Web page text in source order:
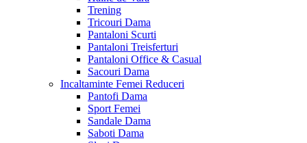
Trening
Tricouri Dama
Pantaloni Scurti
Pantaloni Treisferturi
Pantaloni Office & Casual
Sacouri Dama
Incaltaminte Femei Reduceri
Pantofi Dama
Sport Femei
Sandale Dama
Saboti Dama